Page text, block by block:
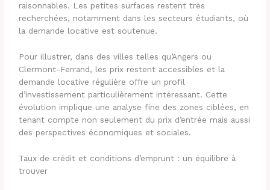
raisonnables. Les petites surfaces restent très
recherchées, notamment dans les secteurs étudiants, où
la demande locative est soutenue.
Pour illustrer, dans des villes telles qu’Angers ou
Clermont-Ferrand, les prix restent accessibles et la
demande locative régulière offre un profil
d’investissement particulièrement intéressant. Cette
évolution implique une analyse fine des zones ciblées, en
tenant compte non seulement du prix d’entrée mais aussi
des perspectives économiques et sociales.
Taux de crédit et conditions d’emprunt : un équilibre à
trouver